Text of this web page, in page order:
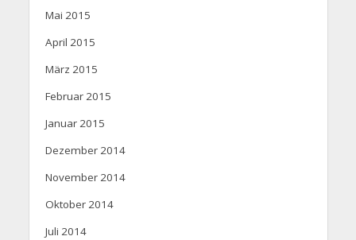
Mai 2015
April 2015
März 2015
Februar 2015
Januar 2015
Dezember 2014
November 2014
Oktober 2014
Juli 2014